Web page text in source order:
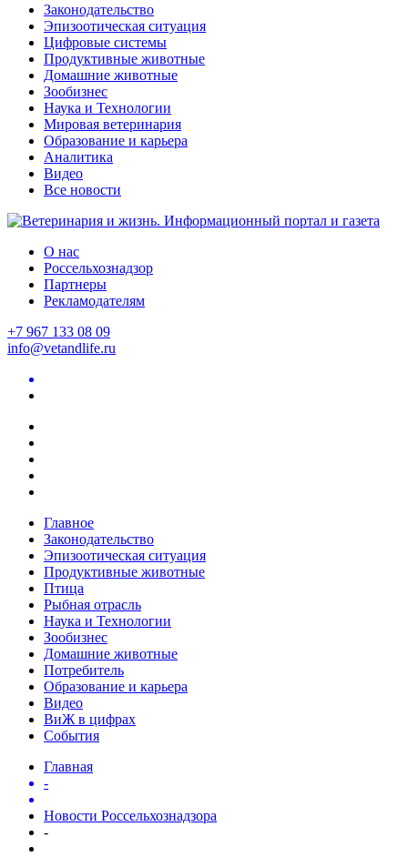
Законодательство
Эпизоотическая ситуация
Цифровые системы
Продуктивные животные
Домашние животные
Зообизнес
Наука и Технологии
Мировая ветеринария
Образование и карьера
Аналитика
Видео
Все новости
О нас
Россельхознадзор
Партнеры
Рекламодателям
+7 967 133 08 09
info@vetandlife.ru
Главное
Законодательство
Эпизоотическая ситуация
Продуктивные животные
Птица
Рыбная отрасль
Наука и Технологии
Зообизнес
Домашние животные
Потребитель
Образование и карьера
Видео
ВиЖ в цифрах
События
Главная
-
Новости Россельхознадзора
-